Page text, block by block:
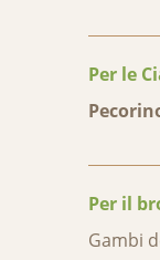
Per le
Per il
Gambi